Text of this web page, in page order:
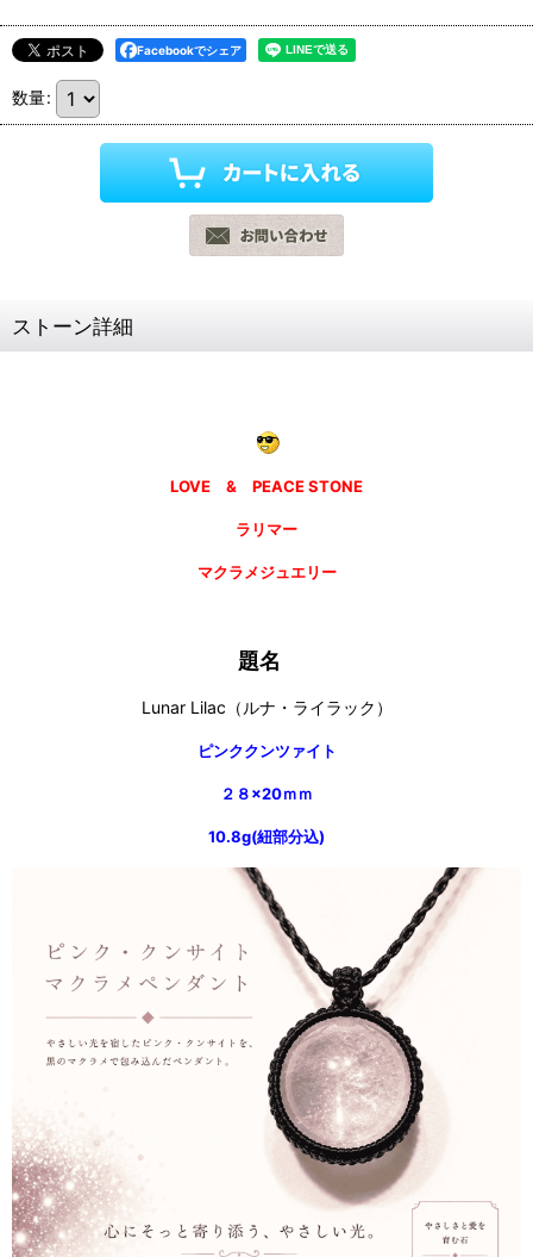
Facebookでシェア
数量:
ストーン詳細
LOVE & PEACE STONE
ラリマー
マクラメジュエリー
題名
Lunar Lilac（ルナ・ライラック）
ピンククンツァイト
２８×20ｍｍ
10.8g(紐部分込)